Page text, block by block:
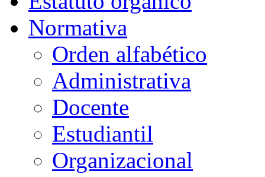
Normativa
Orden alfabético
Administrativa
Docente
Estudiantil
Organizacional